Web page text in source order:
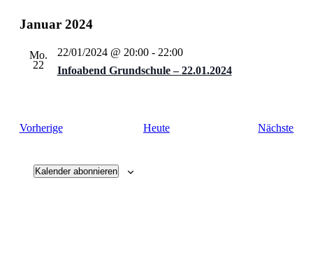
Januar 2024
Mo.
22
Infoabend Grundschule – 22.01.2024
22/01/2024 @ 20:00- 22:00
VorherigeVeranstaltungen Heute Nächste
Kalender abonnieren